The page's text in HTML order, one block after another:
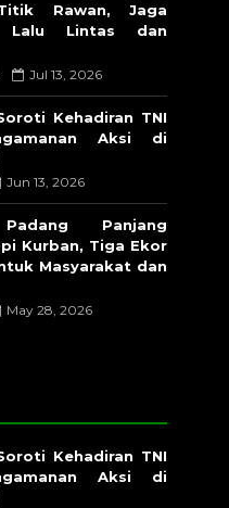
Rawan, Jaga
Lalu Lintas dan
Jul 13, 2026
Kehadiran TNI
Aksi di
Jun 13, 2026
Panjang
Kurban, Tiga Ekor
Masyarakat dan
May 28, 2026
Kehadiran TNI
Aksi di